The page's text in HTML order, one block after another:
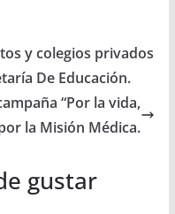
y colegios privados
De Educación.
“Por la vida,
la Misión Médica.
gustar